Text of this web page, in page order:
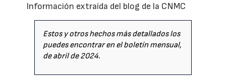
Información extraída del blog de la CNMC
Estos y otros hechos más detallados los
puedes encontrar en el boletín mensual,
de abril de 2024.